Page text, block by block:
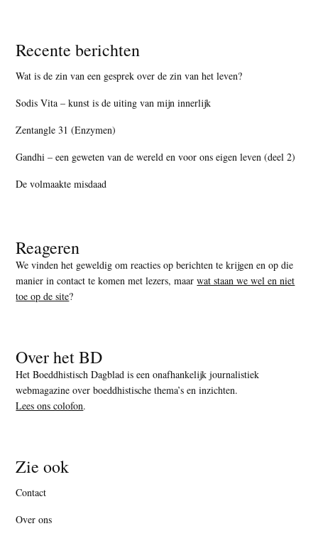
Recente berichten
Wat is de zin van een gesprek over de zin van het leven?
Sodis Vita – kunst is de uiting van mijn innerlijk
Zentangle 31 (Enzymen)
Gandhi – een geweten van de wereld en voor ons eigen leven (deel 2)
De volmaakte misdaad
Reageren
We vinden het geweldig om reacties op berichten te krijgen en op die
manier in contact te komen met lezers, maarwat staan we wel en niet
toe op de site?
Over het BD
Het Boeddhistisch Dagblad is een onafhankelijk journalistiek
webmagazine over boeddhistische thema’s en inzichten.
Lees ons colofon.
Zie ook
Contact
Over ons